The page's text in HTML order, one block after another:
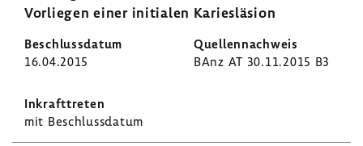
Vorliegen einer initialen Kari­es­lä­sion
16.04.2015 BAnz AT 30.11.2015 B3
mit Beschluss­datum